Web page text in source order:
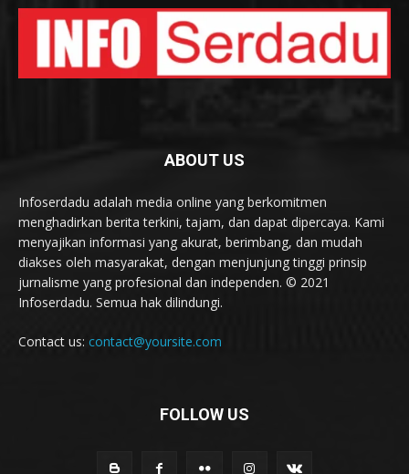
ABOUT US
Infoserdadu adalah media online yang berkomitmen
menghadirkan berita terkini, tajam, dan dapat dipercaya. Kami
menyajikan informasi yang akurat, berimbang, dan mudah
diakses oleh masyarakat, dengan menjunjung tinggi prinsip
jurnalisme yang profesional dan independen. © 2021
Infoserdadu. Semua hak dilindungi.
Contact us: contact@yoursite.com
FOLLOW US